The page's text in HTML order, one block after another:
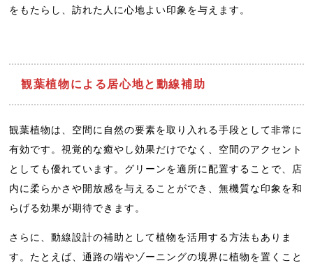
をもたらし、訪れた人に心地よい印象を与えます。
観葉植物による居心地と動線補助
観葉植物は、空間に自然の要素を取り入れる手段として非常に
有効です。視覚的な癒やし効果だけでなく、空間のアクセント
としても優れています。グリーンを適所に配置することで、店
内に柔らかさや開放感を与えることができ、無機質な印象を和
らげる効果が期待できます。
さらに、動線設計の補助として植物を活用する方法もありま
す。たとえば、通路の端やゾーニングの境界に植物を置くこと